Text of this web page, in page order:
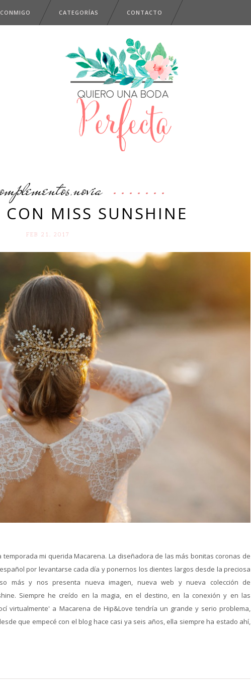
CATEGORÍAS CONTACTO
,novia
CON MISS SUNSHINE
FEB 21. 2017
mi querida Macarena. La diseñadora de las más bonitas coronas de
por levantarse cada día y ponernos los dientes largos desde la preciosa
más y nos presenta nueva imagen, nueva web y nueva colección de
Siempre he creído en la magia, en el destino, en la conexión y en las
virtualmente' a Macarena de Hip&Love tendría un grande y serio problema,
que empecé con el blog hace casi ya seis años, ella siempre ha estado ahí,